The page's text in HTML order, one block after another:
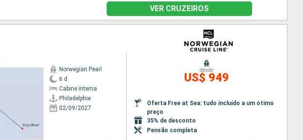
VER CRUZEIROS
Norwegian Pearl
6 d
Cabine interna
Philadelphie
02/09/2027
desde
US$ 949
Oferta Free at Sea: tudo incluído a um ótimo
preço
35% de desconto
Pensão completa